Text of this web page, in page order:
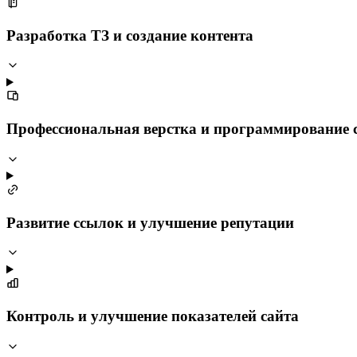
Разработка ТЗ и создание контента
Профессиональная верстка и программирование
Развитие ссылок и улучшение репутации
Контроль и улучшение показателей сайта